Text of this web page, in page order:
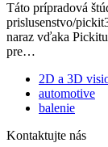
Táto prípradová
prislusenstvo/
naraz vďaka
pre…
2D a 3D
automotive
balenie
Kontaktujte nás